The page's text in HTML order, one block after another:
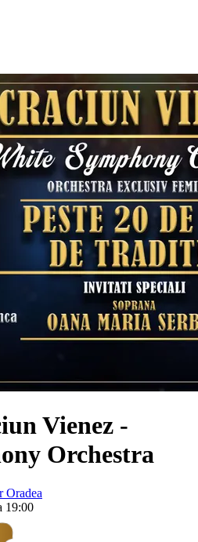
Vienez -
Orchestra
Oradea
19:00